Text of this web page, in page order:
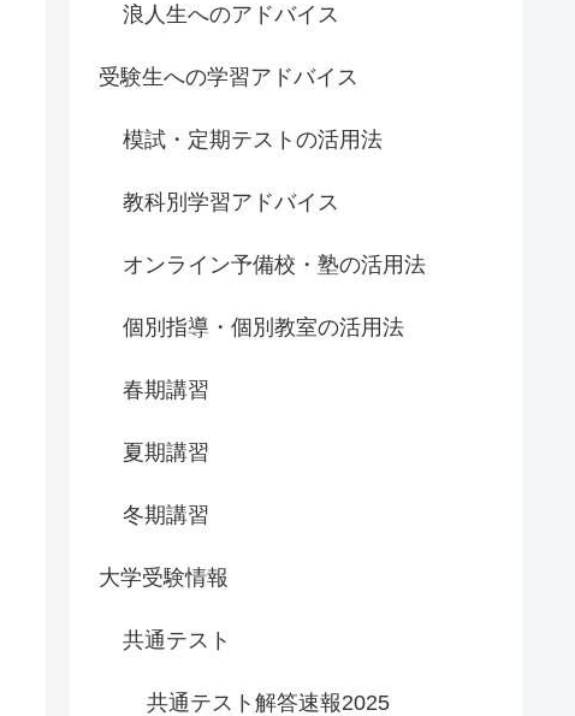
浪人生へのアドバイス
受験生への学習アドバイス
模試・定期テストの活用法
教科別学習アドバイス
オンライン予備校・塾の活用法
個別指導・個別教室の活用法
春期講習
夏期講習
冬期講習
大学受験情報
共通テスト
共通テスト解答速報2025